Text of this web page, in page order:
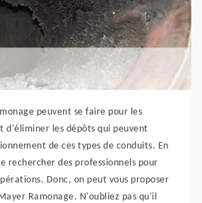
peuvent se faire pour les
d'éliminer les dépôts qui peuvent
de ces types de conduits. En
rechercher des professionnels pour
Donc, on peut vous proposer
Ramonage. N'oubliez pas qu'il